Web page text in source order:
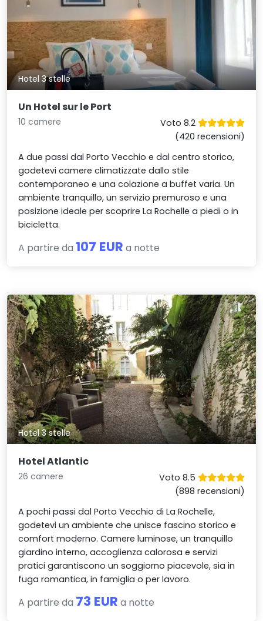
Hotel 3 stelle
Un Hotel sur le Port
10 camere
Voto 8.2
(420 recensioni)
A due passi dal Porto Vecchio e dal centro storico,
godetevi camere climatizzate dallo stile
contemporaneo e una colazione a buffet varia. Un
ambiente tranquillo, un servizio premuroso e una
posizione ideale per scoprire La Rochelle a piedi o in
bicicletta.
A partire da 107 EUR a notte
Hotel 3 stelle
Hotel Atlantic
26 camere
Voto 8.5
(898 recensioni)
A pochi passi dal Porto Vecchio di La Rochelle,
godetevi un ambiente che unisce fascino storico e
comfort moderno. Camere luminose, un tranquillo
giardino interno, accoglienza calorosa e servizi
pratici garantiscono un soggiorno piacevole, sia in
fuga romantica, in famiglia o per lavoro.
A partire da 73 EUR a notte